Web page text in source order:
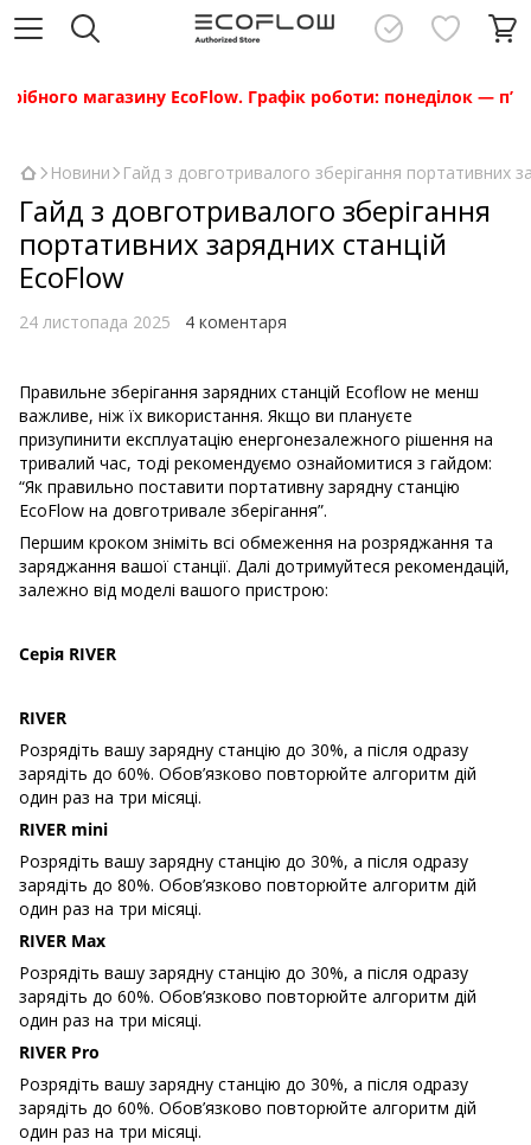
магазину EcoFlow. Графік роботи: понеділок —
Новини Гайд з довготривалого зберігання портативних
Гайд з довготривалого зберігання
портативних зарядних станцій
EcoFlow
24 листопада 2025 4 коментаря
Правильне зберігання зарядних станцій Ecoflow не менш
важливе, ніж їх використання. Якщо ви плануєте
призупинити експлуатацію енергонезалежного рішення на
тривалий час, тоді рекомендуємо ознайомитися з гайдом:
“Як правильно поставити портативну зарядну станцію
EcoFlow на довготривале зберігання”.
Першим кроком зніміть всі обмеження на розряджання та
заряджання вашої станції. Далі дотримуйтеся рекомендацій,
залежно від моделі вашого пристрою:
Серія RIVER
RIVER
Розрядіть вашу зарядну станцію до 30%, а після одразу
зарядіть до 60%. Обов’язково повторюйте алгоритм дій
один раз на три місяці.
RIVER mini
Розрядіть вашу зарядну станцію до 30%, а після одразу
зарядіть до 80%. Обов’язково повторюйте алгоритм дій
один раз на три місяці.
RIVER Max
Розрядіть вашу зарядну станцію до 30%, а після одразу
зарядіть до 60%. Обов’язково повторюйте алгоритм дій
один раз на три місяці.
RIVER Pro
Розрядіть вашу зарядну станцію до 30%, а після одразу
зарядіть до 60%. Обов’язково повторюйте алгоритм дій
один раз на три місяці.